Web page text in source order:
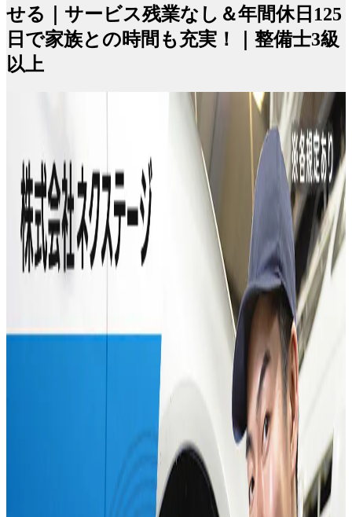
せる｜サービス残業なし＆年間休日125
日で家族との時間も充実！｜整備士3級
以上